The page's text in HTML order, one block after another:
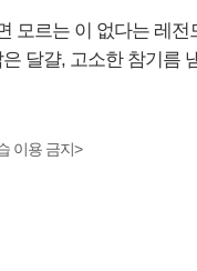
모르는 이 없다는 레
달걀, 고소한 참기름
이용 금지>